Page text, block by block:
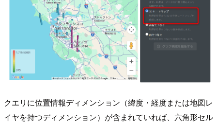
クエリに位置情報ディメンション（緯度・経度または地図レ
イヤを持つディメンション）が含まれていれば、六角形セル